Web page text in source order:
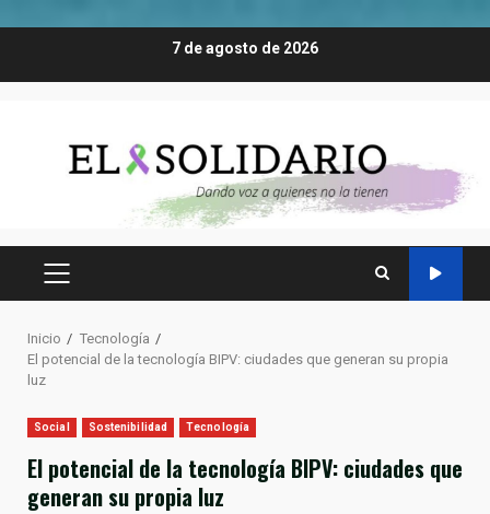
7 de agosto de 2026
MENÚ
Inicio
Tecnología
El potencial de la tecnología BIPV: ciudades que generan su propia
luz
Social Sostenibilidad Tecnología
El potencial de la tecnología BIPV: ciudades que
generan su propia luz